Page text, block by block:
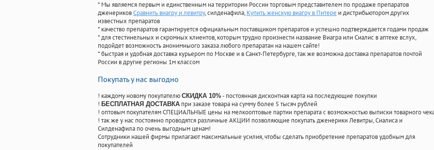
* Мы являемся первым и единственным на территории России торговым представителем по продаже препаратов
дженериковСравнить виагру и левитру, силденафила, Купить женскую виагру в Питере и дистрибьютором других
известных препаратов
* качество препаратов гарантируется официальным поставщиком препаратов и успешно подтверждается годами продаж
* для стестинельных и скромных клиентов, которым трудно произнести название Виагра или Сиалис в аптеке вслух,
подойдет возможность анонимныого заказа любого препаратан на нашем сайте!
* быстрая и удобная доставка курьером по Москве и в Санкт-Петербурге, так же возможна доставка препаратов почтой
России в другие регионы 1м классом
Покупать у нас выгодно
! каждому новому покупателю СКИДКА 10%- постоянная дисконтная карта на последующие покупки
! БЕСПЛАТНАЯ ДОСТАВКА при заказе товара на сумму более 5 тысяч рублей
! оптовым покупателям СПЕЦИАЛЬНЫЕ цены на мелкооптовые партии препарата с возможностью выписки товарного
! так же у нас постоянно проводятся различные АКЦИИ позволяющие покупать дженерики Левитры, Сиалиса и
Силденафила по очень выгодным ценам!
Cотрудники нашей фирмы прилагают максимальные усилия, чтобы сделать приобретение препаратов удобным для
покупателей